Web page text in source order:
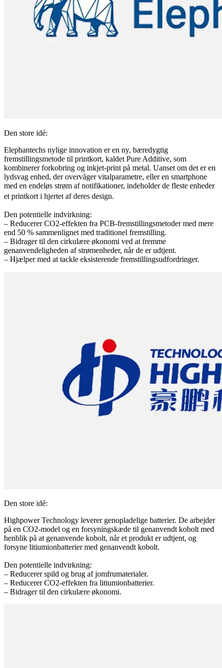
Den store idé:
Elephantechs nylige innovation er en ny, bæredygtig
fremstillingsmetode til printkort, kaldet Pure Additive, som
kombinerer forkobring og inkjet-print på metal. Uanset om det er en
lydsvag enhed, der overvåger vitalparametre, eller en smartphone
med en endeløs strøm af notifikationer, indeholder de fleste enheder
et printkort i hjertet af deres design.
Den potentielle indvirkning:
– Reducerer CO2-effekten fra PCB-fremstillingsmetoder med mere
end 50 % sammenlignet med traditionel fremstilling.
– Bidrager til den cirkulære økonomi ved at fremme
genanvendeligheden af strømenheder, når de er udtjent.
– Hjælper med at tackle eksisterende fremstillingsudfordringer.
Den store idé:
Highpower Technology leverer genopladelige batterier. De arbejder
på en CO2-model og en forsyningskæde til genanvendt kobolt med
henblik på at genanvende kobolt, når et produkt er udtjent, og
forsyne litiumionbatterier med genanvendt kobolt.
Den potentielle indvirkning:
– Reducerer spild og brug af jomfrumaterialer.
– Reducerer CO2-effekten fra litiumionbatterier.
– Bidrager til den cirkulære økonomi.